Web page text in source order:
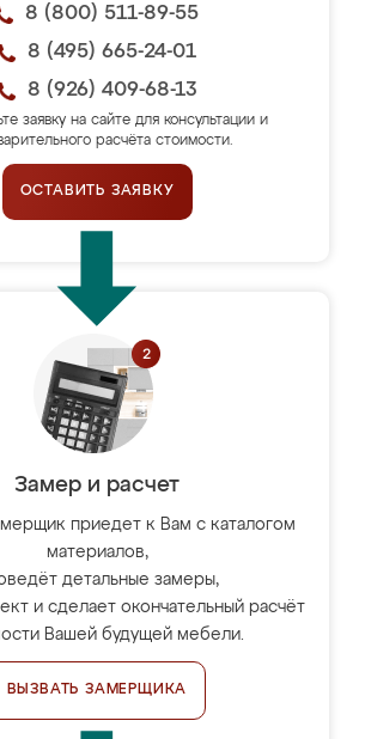
8 (800) 511-89-55
8 (495) 665-24-01
8 (926) 409-68-13
заявку на сайте для консультации и
расчёта стоимости.
ОСТАВИТЬ ЗАЯВКУ
Замер и расчет
приедет к Вам с каталогом
материалов,
детальные замеры,
и сделает окончательный расчёт
Вашей будущей мебели.
ВЫЗВАТЬ ЗАМЕРЩИКА